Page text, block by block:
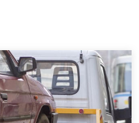
om direct uw sloopauto te
halen door de Sloopauto
Wij kunnen uw
in Prinsenbeek. Neem
of maak een terugbelafspraak.
auto onderdelen